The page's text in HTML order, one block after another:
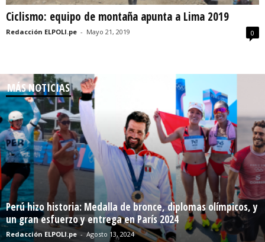
Ciclismo: equipo de montaña apunta a Lima 2019
Redacción ELPOLI.pe - Mayo 21, 2019 0
MÁS NOTICIAS
Perú hizo historia: Medalla de bronce, diplomas olímpicos, y
un gran esfuerzo y entrega en París 2024
Redacción ELPOLI.pe - Agosto 13, 2024